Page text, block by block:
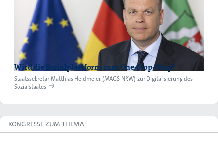
Wird die Sozialplattform zum One-Stop-Shop?
Staatssekretär Matthias Heidmeier (MAGS NRW) zur Digitalisierung des
Sozialstaates
KONGRESSE ZUM THEMA